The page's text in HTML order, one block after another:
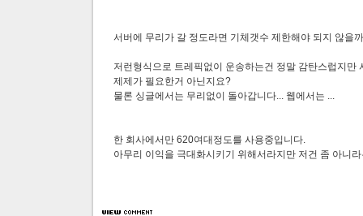
서버에 무리가 갈 정도라면 기체갯수 제한해야 되지 않을
저런형식으로 트레픽없이 운송하는건 정말 감탄스럽지만
제제가 필요한거 아닌지요?
물론 싱글에서는 무리없이 돌아갑니다... 웹에서는 ...
한 회사에서만 620여대정도를 사용중입니다.
아무리 이익을 극대화시키기 위해서라지만 저건 좀 아니